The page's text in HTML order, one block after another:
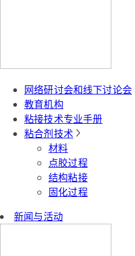
网络研讨会和线下讨论会
教育机构
粘接技术专业手册
粘合剂技术
材料
点胶过程
结构粘接
固化过程
新闻与活动